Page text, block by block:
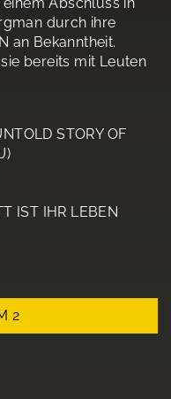
durch ihre
an Bekanntheit.
bereits mit Leuten
STORY OF
IST IHR LEBEN
2